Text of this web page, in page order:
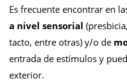
Es frecuente encontrar en
a nivel sensorial
tacto, entre otras) y/o de
entrada de estímulos y
exterior.